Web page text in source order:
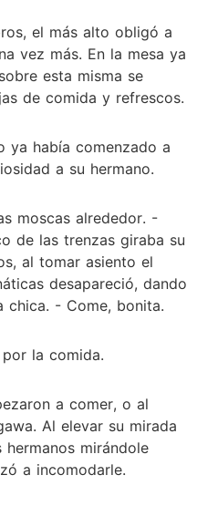
el más alto obligó a
vez más. En la mesa ya
esta misma se
de comida y refrescos.
ya había comenzado a
a su hermano.
moscas alrededor. -
de las trenzas giraba su
al tomar asiento el
desapareció, dando
chica. - Come, bonita.
la comida.
a comer, o al
Al elevar su mirada
mirándole
a incomodarle.